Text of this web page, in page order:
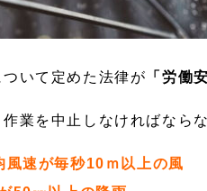
いて定めた法律が 「労働
業を中止しなければなら
風速が毎秒10ｍ以上の風